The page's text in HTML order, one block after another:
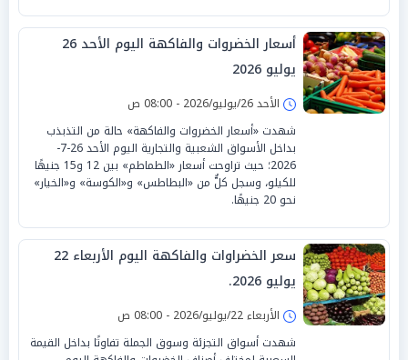
أسعار الخضروات والفاكهة اليوم الأحد 26
يوليو 2026
الأحد 26/يوليو/2026 - 08:00 ص
شهدت «أسعار الخضروات والفاكهة» حالة من التذبذب
بداخل الأسواق الشعبية والتجارية اليوم الأحد 26-7-
2026؛ حيث تراوحت أسعار «الطماطم» بين 12 و15 جنيهًا
للكيلو، وسجل كلٌّ من «البطاطس» و«الكوسة» و«الخيار»
نحو 20 جنيهًا.
سعر الخضراوات والفاكهة اليوم الأربعاء 22
يوليو 2026.
الأربعاء 22/يوليو/2026 - 08:00 ص
شهدت أسواق التجزئة وسوق الجملة تفاوتًا بداخل القيمة